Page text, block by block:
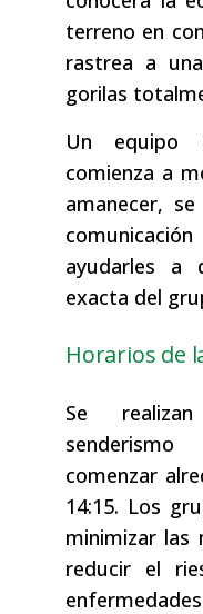
terreno en
rastrea a
gorilas
Un equipo
comienza a
amanecer,
ayudarles a
exacta del
Horarios de
Se
comenzar
14:15. Los
minimizar las
reducir el